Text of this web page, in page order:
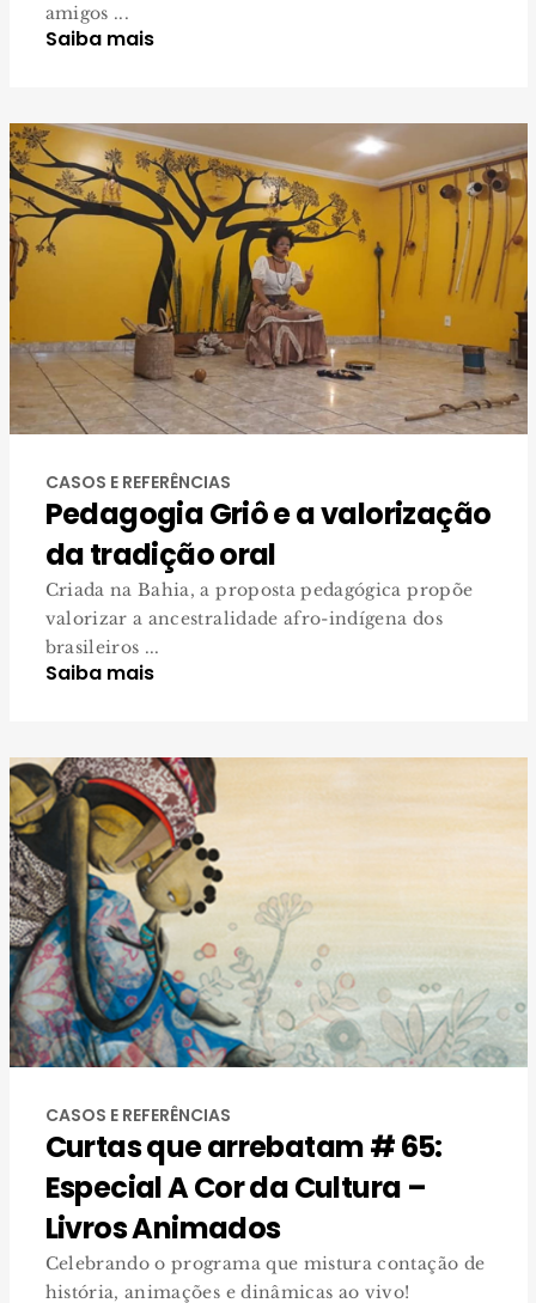
amigos ...
Saiba mais
CASOS E REFERÊNCIAS
Pedagogia Griô e a valorização
da tradição oral
Criada na Bahia, a proposta pedagógica propõe
valorizar a ancestralidade afro-indígena dos
brasileiros ...
Saiba mais
CASOS E REFERÊNCIAS
Curtas que arrebatam # 65:
Especial A Cor da Cultura –
Livros Animados
Celebrando o programa que mistura contação de
história, animações e dinâmicas ao vivo!